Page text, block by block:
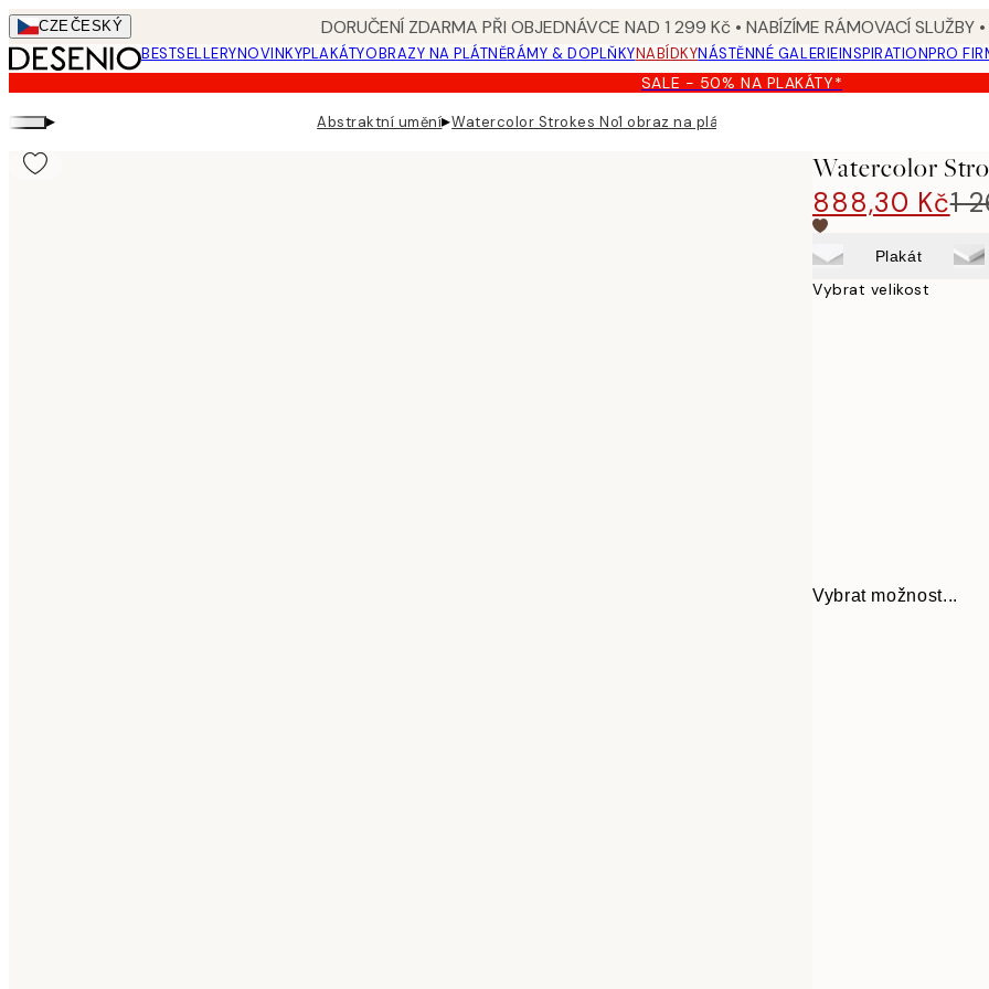
Skip
to
main
content.
CZEČESKÝ DORUČENÍ ZDARMA PŘI OBJEDNÁVCE NAD 1 299 Kč • NABÍZÍME RÁMOVACÍ SLUŽBY
BESTSELLERYNOVINKYPLAKÁTYOBRAZY NA PLÁTNĚRÁMY & DOPLŇKYNABÍDKYNÁSTĚNNÉ GALERIEINSPIRATIONPRO
SALE - 50% NA PLAKÁTY*
▸ Abstraktní umění▸Watercolor Strokes No1 obraz na plátně
Watercolor
888,30 Kč1
Plakát
Vybrat velikost
Vybrat možnost...